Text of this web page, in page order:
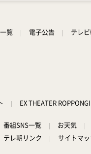
覧 電子公告 テレ
EX THEATER ROPPONGI
番組SNS一覧 お天気
テレ朝リンク サイトマ